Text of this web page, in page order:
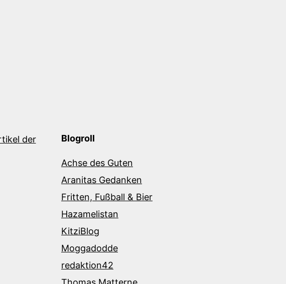
Blogroll
Achse des Guten
Aranitas Gedanken
Fritten, Fußball & Bier
Hazamelistan
KitziBlog
Moggadodde
redaktion42